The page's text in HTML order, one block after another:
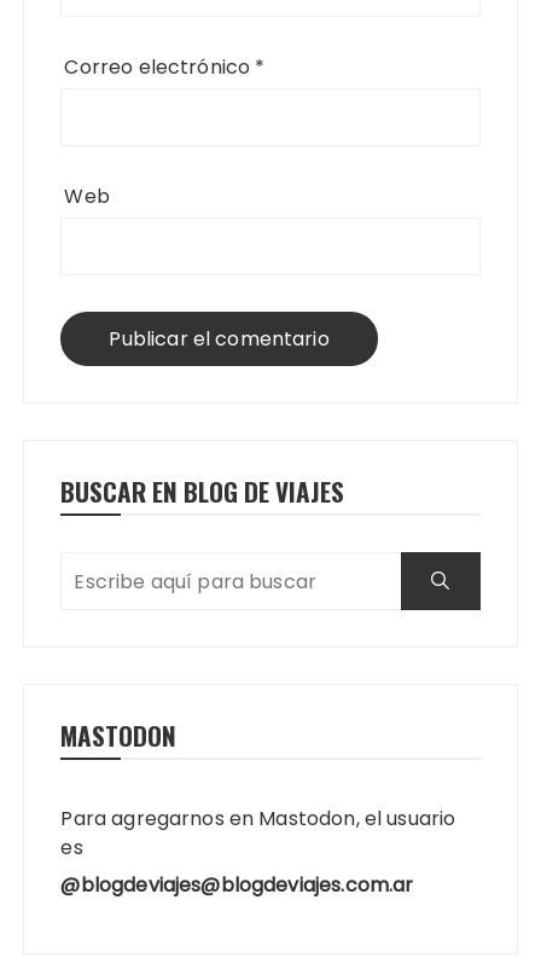
Correo electrónico *
Web
BUSCAR EN BLOG DE VIAJES
MASTODON
Para agregarnos en Mastodon, el usuario
es
@blogdeviajes@blogdeviajes.com.ar